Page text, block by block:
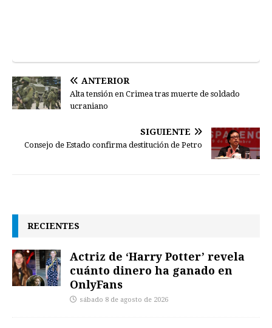
ANTERIOR
Alta tensión en Crimea tras muerte de soldado
ucraniano
SIGUIENTE
Consejo de Estado confirma destitución de Petro
RECIENTES
Actriz de ‘Harry Potter’ revela
cuánto dinero ha ganado en
OnlyFans
sábado 8 de agosto de 2026